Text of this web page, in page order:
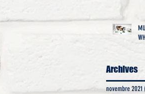
Archives
novembre 2021